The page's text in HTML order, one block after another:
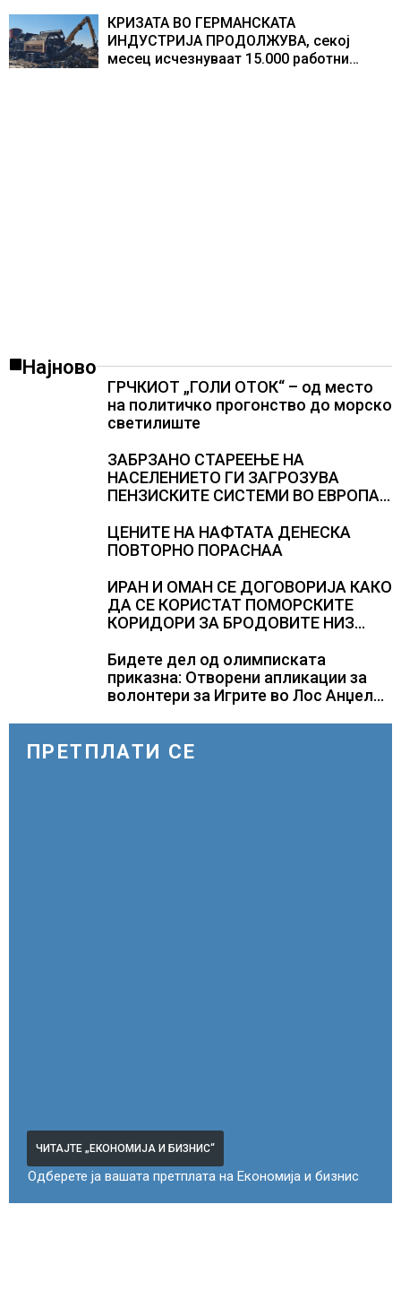
резултати
КРИЗАТА ВО ГЕРМАНСКАТА
ИНДУСТРИЈА ПРОДОЛЖУВА, секој
месец исчезнуваат 15.000 работни
Најново
ГРЧКИОТ „ГОЛИ ОТОК“ – од место
на политичко прогонство до морско
светилиште
ЗАБРЗАНО СТАРЕЕЊЕ НА
НАСЕЛЕНИЕТО ГИ ЗАГРОЗУВА
ПЕНЗИСКИТЕ СИСТЕМИ ВО ЕВРОПА и
ЦЕНИТЕ НА НАФТАТА ДЕНЕСКА
ПОВТОРНО ПОРАСНАА
ИРАН И ОМАН СЕ ДОГОВОРИЈА КАКО
ДА СЕ КОРИСТАТ ПОМОРСКИТЕ
КОРИДОРИ ЗА БРОДОВИТЕ НИЗ
Бидете дел од олимписката
приказна: Отворени апликации за
волонтери за Игрите во Лос Анџелес
ПРЕТПЛАТИ СЕ
ЧИТАЈТЕ „ЕКОНОМИЈА И БИЗНИС“
Одберете ја вашата претплата на Економија и бизнис